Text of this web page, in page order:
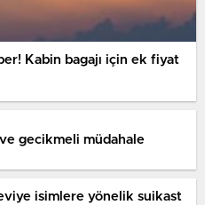
Kabin bagajı için ek fiyat
gecikmeli müdahale
isimlere yönelik suikast